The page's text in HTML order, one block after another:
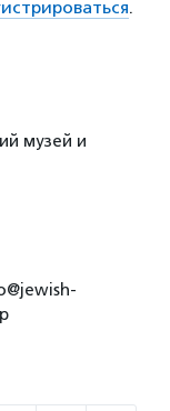
.
музей и